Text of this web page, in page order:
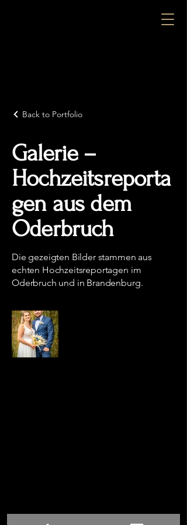
Back to Portfolio
Galerie –
Hochzeitsreporta
gen aus dem
Oderbruch
Die gezeigten Bilder stammen aus
echten Hochzeitsreportagen im
Oderbruch und in Brandenburg.